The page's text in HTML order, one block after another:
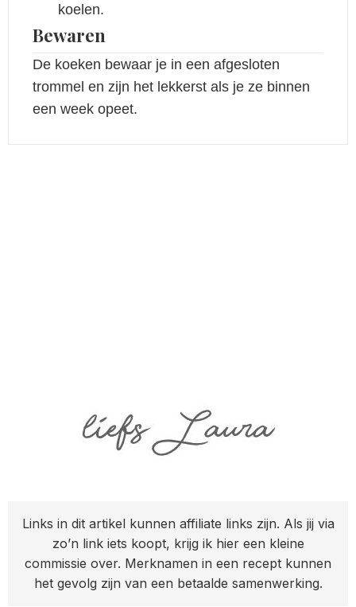
koelen.
Bewaren
De koeken bewaar je in een afgesloten
trommel en zijn het lekkerst als je ze binnen
een week opeet.
Links in dit artikel kunnen affiliate links zijn. Als jij via
zo’n link iets koopt, krijg ik hier een kleine
commissie over. Merknamen in een recept kunnen
het gevolg zijn van een betaalde samenwerking.